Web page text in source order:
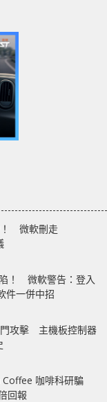
！ 微軟刪走
！ 微軟警告：登入
件一併中招
攻擊 主機板控制器
咖啡科研騙
回報